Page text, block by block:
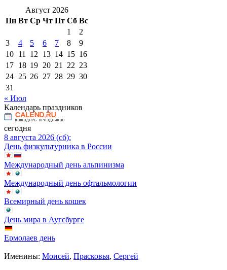
Август 2026
Пн Вт Ср Чт Пт Сб Вс
1
2
3
4 5 6 7 8
9
10 11 12 13 14 15 16
17 18 19 20 21 22 23
24 25 26 27 28 29 30
31
« Июл
Календарь праздников
сегодня
8 августа 2026 (сб):
День физкультурника в России
Международный день альпинизма
Международный день офтальмологии
Всемирный день кошек
День мира в Аугсбурге
Ермолаев день
Именины: Моисей, Прасковья, Сергей